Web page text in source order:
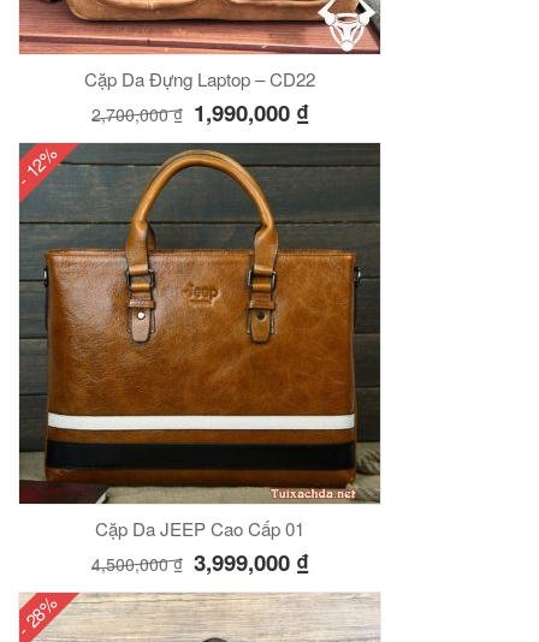
Cặp Da Đựng Laptop – CD22
2,700,000₫ 1,990,000 ₫
- 12%
Cặp Da JEEP Cao Cấp 01
4,500,000₫ 3,999,000 ₫
- 28%